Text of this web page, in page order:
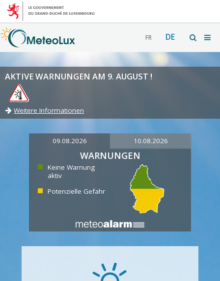
FR DE
AKTIVE WARNUNGEN AM 9. AUGUST !
Weitere Informationen
09.08.2026 10.08.2026
WARNUNGEN
Keine Warnung
aktiv
Potenzielle Gefahr